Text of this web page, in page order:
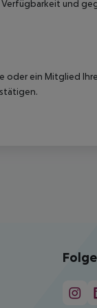
und
oder ein Mitglied